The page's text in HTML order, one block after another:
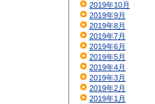
2019年10月
2019年9月
2019年8月
2019年7月
2019年6月
2019年5月
2019年4月
2019年3月
2019年2月
2019年1月